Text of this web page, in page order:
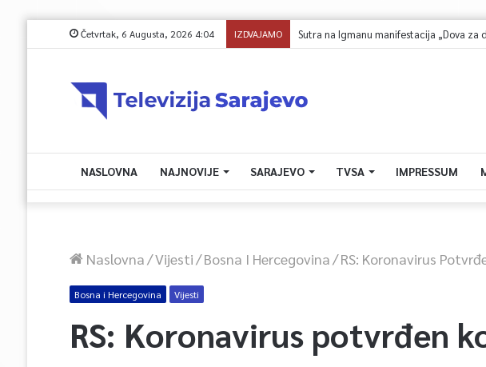
Četvrtak, 6 Augusta, 2026 4:04 IZDVAJAMO Sutra na Igmanu manifestacija „Dova za
NASLOVNA NAJNOVIJE SARAJEVO TVSA IMPRESSUM
Naslovna/Vijesti/Bosna I Hercegovina/RS: Koronavirus
Bosna i Hercegovina Vijesti
RS: Koronavirus potvrđen